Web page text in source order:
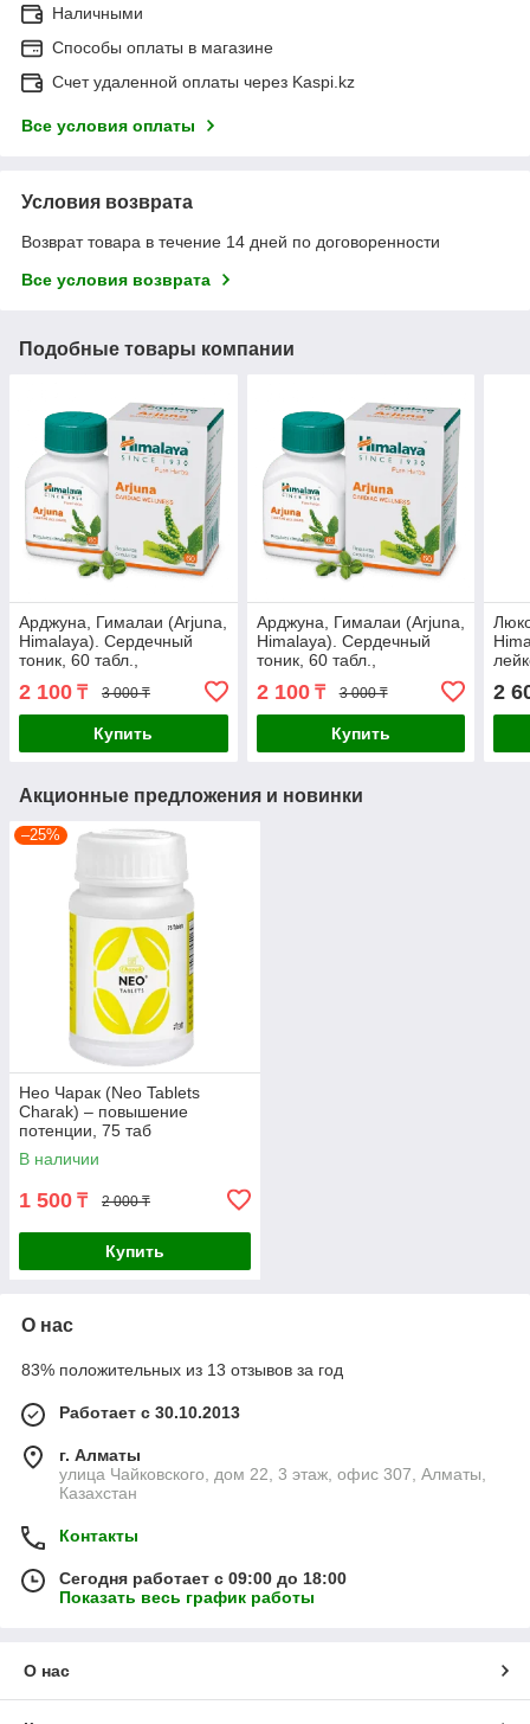
Наличными
Способы оплаты в магазине
Счет удаленной оплаты через Kaspi.kz
Все условия оплаты
Условия возврата
Возврат товара в течение 14 дней по договоренности
Все условия возврата
Подобные товары компании
Арджуна, Гималаи (Arjuna,
Himalaya). Сердечный
тоник, 60 табл.,
гипертония, бессонница,
головные боли
2 100 ₸ 3 000 ₸
Купить
Арджуна, Гималаи (Arjuna,
Himalaya). Сердечный
тоник, 60 табл.,
гипертония, бессонница,
головные боли
2 100₸ 3 000 ₸
Купить
2
Акционные предложения и новинки
–25%
Нео Чарак (Neo Tablets
Charak) – повышение
потенции, 75 таб
В наличии
1 500 ₸ 2 000 ₸
Купить
О нас
83% положительных из 13 отзывов за год
Работает с 30.10.2013
г. Алматы
улица Чайковского, дом 22, 3 этаж, офис 307, Алматы,
Казахстан
Контакты
Сегодня работает с 09:00 до 18:00
Показать весь график работы
О нас